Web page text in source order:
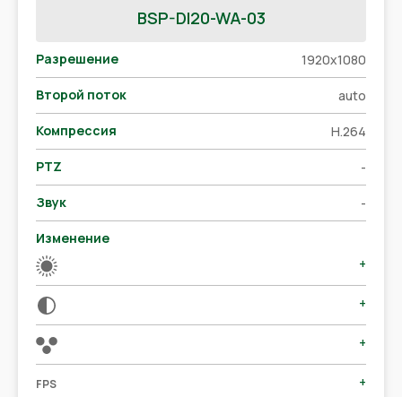
BSP-DI20-WA-03
Разрешение 1920x1080
Второй поток auto
Компрессия H.264
PTZ -
Звук -
Изменение
+
+
+
FPS +